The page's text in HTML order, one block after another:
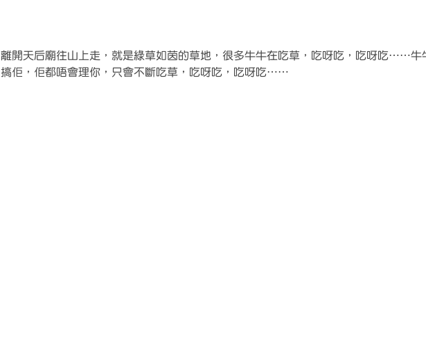
離開天后廟往山上走，就是綠草如茵的草地，很多牛牛在吃草，吃呀吃，吃呀吃⋯⋯牛
搞佢，佢都唔會理你，只會不斷吃草，吃呀吃，吃呀吃⋯⋯